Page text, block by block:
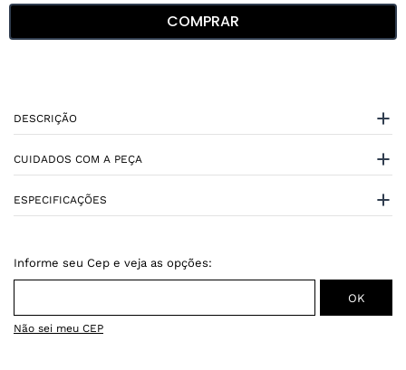
COMPRAR
DESCRIÇÃO
CUIDADOS COM A PEÇA
ESPECIFICAÇÕES
Não sei meu CEP